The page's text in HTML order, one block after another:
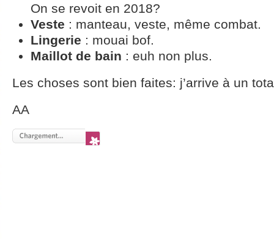
On se revoit en 2018?
Veste : manteau, veste, même combat.
Lingerie : mouai bof.
Maillot de bain : euh non plus.
Les choses sont bien faites: j’arrive à un
AA